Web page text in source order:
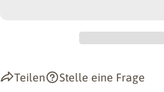
Teilen Stelle eine Frage